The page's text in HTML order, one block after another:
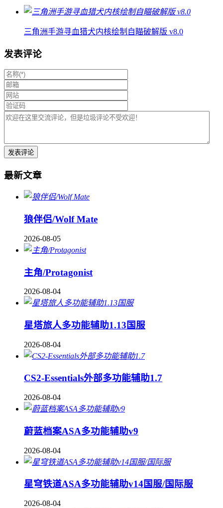
三角洲手游寻血猎犬内核绘制自瞄破解版 v8.0
发表评论
最新文章
狼伴侣/Wolf Mate
2026-08-05
主角/Protagonist
2026-08-04
星塔旅人多功能辅助1.13国服
2026-08-04
CS2-Essentials外部多功能辅助1.7
2026-08-04
蔚蓝档案ASA多功能辅助v9
2026-08-04
星穹铁道ASA多功能辅助v14国服/国际服
2026-08-04